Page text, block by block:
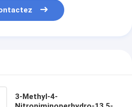
3-Methyl-4-